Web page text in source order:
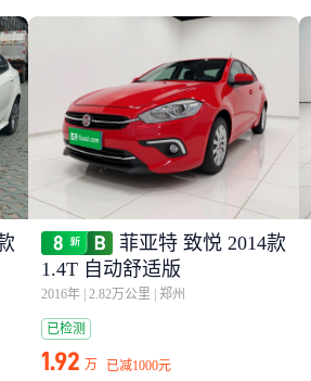
菲亚特 致悦 2014款
1.4T 自动舒适版
2016年 2.82万公里 郑州
已检测
1.92 万 已减1000元